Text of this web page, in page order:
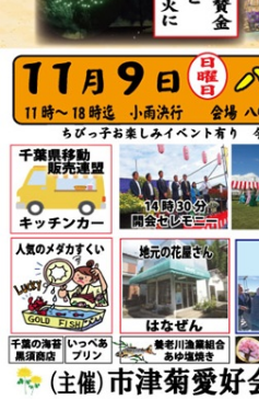
カ」
と
「レ
ー
パ
ン
ダ」
を
巻
き
ま
す。
体
教
室
も
あ
り
ま
す。
は